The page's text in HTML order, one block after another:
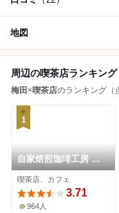
地図
周辺の喫茶店ランキング
梅田 ×喫茶店のランキング（
1
自家焙煎珈琲工房 カ
フェ バーンホーフ 三
番街店
喫茶店、カフェ
3.71
964人